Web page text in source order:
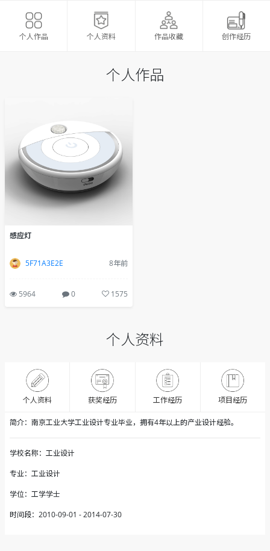
个人作品 个人资料 作品收藏 创作经历
个人作品
感应灯
5F71A3E2E 8年前
5964 0 1575
个人资料
个人资料 获奖经历 工作经历 项目经历
简介：南京工业大学工业设计专业毕业，拥有4年以上的产业设计经验。
学校名称：工业设计
专业：工业设计
学位：工学学士
时间段：2010-09-01 - 2014-07-30